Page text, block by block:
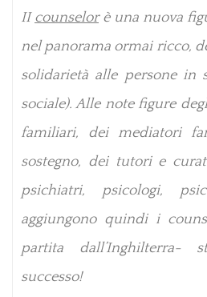
II counselorè una nuova
nel panorama ormai ricco,
solidarietà alle persone in
sociale). Alle note figure
familiari, dei mediatori
sostegno, dei tutori e
psichiatri, psicologi,
aggiungono quindi i
partita dall’Inghilterra-
successo!